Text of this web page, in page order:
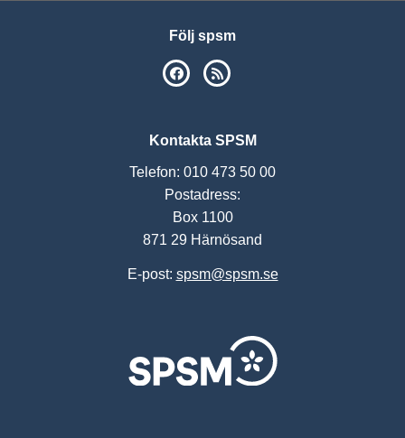
Följ spsm
SPSM på Facebook
Kontakta SPSM
Telefon: 010 473 50 00
Postadress:
Box 1100
871 29 Härnösand
E-post: spsm@spsm.se